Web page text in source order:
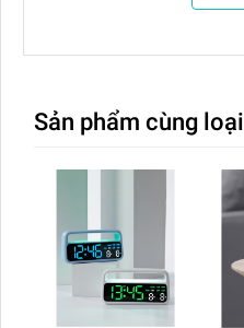
Sản phẩm cùng loại